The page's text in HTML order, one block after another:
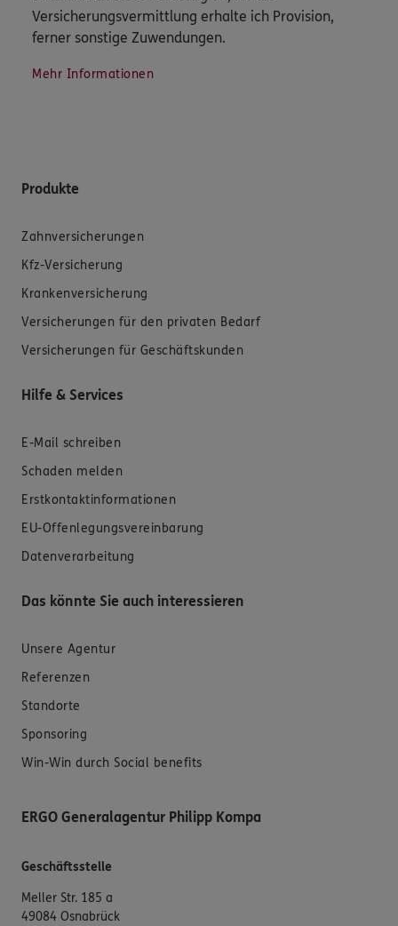
Versicherungsvermittlung erhalte ich Provision,
ferner sonstige Zuwendungen.
Mehr Informationen
Produkte
Zahnversicherungen
Kfz-Versicherung
Krankenversicherung
Versicherungen für den privaten Bedarf
Versicherungen für Geschäftskunden
Hilfe & Services
E-Mail schreiben
Schaden melden
Erstkontaktinformationen
EU-Offenlegungsvereinbarung
Datenverarbeitung
Das könnte Sie auch interessieren
Unsere Agentur
Referenzen
Standorte
Sponsoring
Win-Win durch Social benefits
ERGO Generalagentur Philipp Kompa
Geschäftsstelle
Meller Str. 185 a
49084 Osnabrück